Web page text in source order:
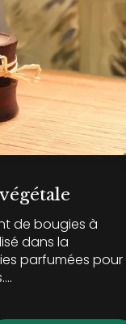
de bougies à
dans la
parfumées pour